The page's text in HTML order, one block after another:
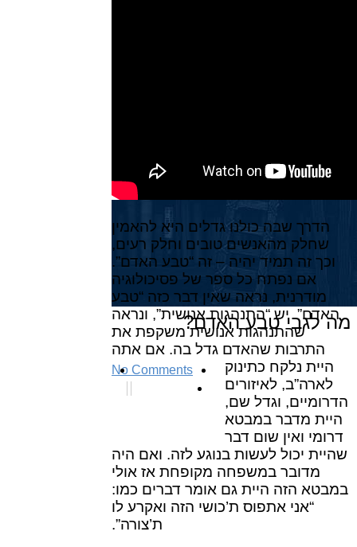
מה לגבי טבע האדם?
No Comments
הדרך שבה כולנו גדלים היא להאמין
שחלק מהאנשים טובים וחלק רעים,
וכך זה תמיד יהיה – זה “טבע האדם”.
אם נפתח כל ספר של פסיכולוגיה
מודרנית, נראה שאין דבר כזה “טבע
האדם”. יש “התנהגות אנושית”, ונראה
שהתנהגות אנושית משקפת את
התרבות שהאדם גדל בה. אם אתה
היית נלקח כתינוק
לארה”ב, לאיזורים
הדרומיים, וגדל שם,
היית מדבר במבטא
דרומי ואין שום דבר
שהיית יכול לעשות בנוגע לזה. ואם היה
מדובר במשפחה מקופחת אז אולי
במבטא הזה היית גם אומר דברים כמו:
“אני אתפוס ת’כושי הזה ואקרע לו
ת’צורה”.